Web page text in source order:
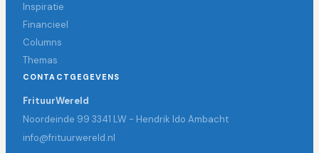
Inspiratie
Financieel
Columns
Themas
CONTACTGEGEVENS
FrituurWereld
Noordeinde 99 3341 LW - Hendrik Ido Ambacht
info@frituurwereld.nl